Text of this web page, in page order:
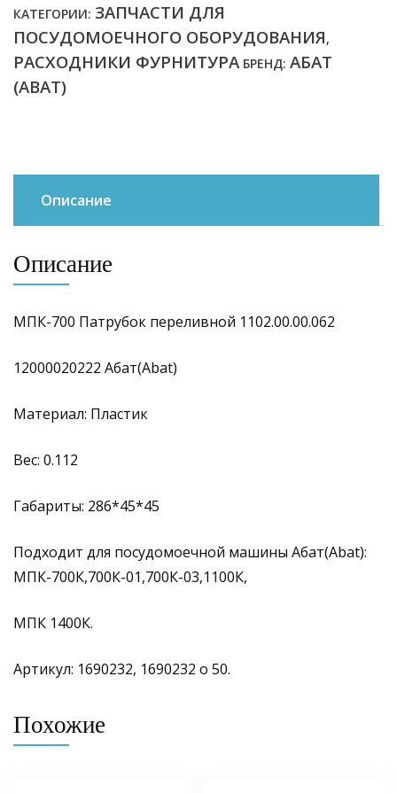
КАТЕГОРИИ: ЗАПЧАСТИ ДЛЯ
ПОСУДОМОЕЧНОГО ОБОРУДОВАНИЯ,
РАСХОДНИКИ ФУРНИТУРА БРЕНД: АБАТ
(ABAT)
Описание
Описание
МПК-700 Патрубок переливной 1102.00.00.062
12000020222 Абат(Abat)
Материал: Пластик
Вес: 0.112
Габариты: 286*45*45
Подходит для посудомоечной машины Абат(Abat):
МПК-700К,700К-01,700К-03,1100К,
МПК 1400К.
Артикул: 1690232, 1690232 о 50.
Похожие